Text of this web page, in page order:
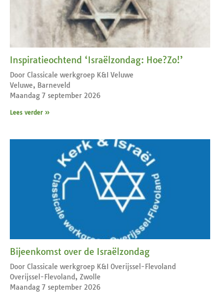
Inspiratieochtend ‘Israëlzondag: Hoe?Zo!’
Door Classicale werkgroep K&I Veluwe
Veluwe, Barneveld
Maandag 7 september 2026
Lees verder »
Bijeenkomst over de Israëlzondag
Door Classicale werkgroep K&I Overijssel-Flevoland
Overijssel-Flevoland, Zwolle
Maandag 7 september 2026